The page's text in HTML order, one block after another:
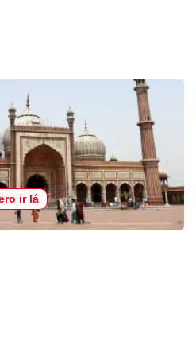
ir lá